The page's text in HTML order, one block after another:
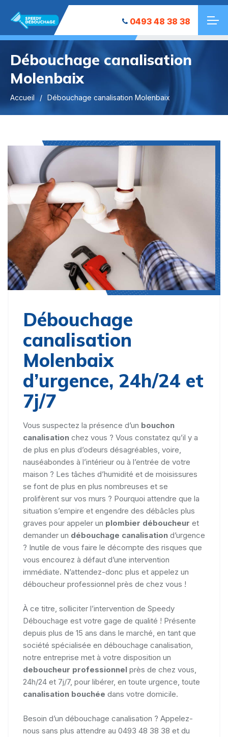
0493 48 38 38
Débouchage canalisation
Molenbaix
Accueil Débouchage canalisation Molenbaix
Débouchage
canalisation
Molenbaix
d’urgence, 24h/24 et
7j/7
Vous suspectez la présence d’un bouchon
canalisation chez vous ? Vous constatez qu’il y a
de plus en plus d’odeurs désagréables, voire,
nauséabondes à l’intérieur ou à l’entrée de votre
maison ? Les tâches d’humidité et de moisissures
se font de plus en plus nombreuses et se
prolifèrent sur vos murs ? Pourquoi attendre que la
situation s’empire et engendre des débâcles plus
graves pour appeler un plombier déboucheur et
demander un débouchage canalisation d’urgence
? Inutile de vous faire le décompte des risques que
vous encourez à défaut d’une intervention
immédiate. N’attendez-donc plus et appelez un
déboucheur professionnel près de chez vous !
À ce titre, solliciter l’intervention de Speedy
Débouchage est votre gage de qualité ! Présente
depuis plus de 15 ans dans le marché, en tant que
société spécialisée en débouchage canalisation,
notre entreprise met à votre disposition un
deboucheur professionnel près de chez vous,
24h/24 et 7j/7, pour libérer, en toute urgence, toute
canalisation bouchée dans votre domicile.
Besoin d’un débouchage canalisation ? Appelez-
nous sans plus attendre au 0493 48 38 38 et du